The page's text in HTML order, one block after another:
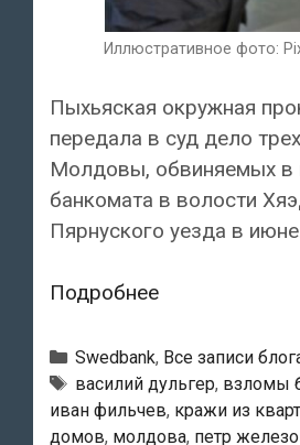
Иллюстративное фото:
Пыхьяская окружная
передала в суд дело
Молдовы, обвиняемых в
банкомата в волости
Пярнуского уезда в
ПодробнееПытавшиеся
в
Пярнумаа
банкомат
Рубрики
Swedbank, Все записи
Тэги
василий дульгер, взломы
иван фильчев, кражи из
домов, молдова, петр